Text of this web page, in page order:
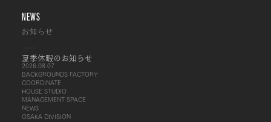
NEWS
お知らせ
夏季休暇のお知らせ
2026.08.07
BACKGROUNDS FACTORY
COORDINATE
HOUSE STUDIO
MANAGEMENT SPACE
NEWS
OSAKA DIVISION